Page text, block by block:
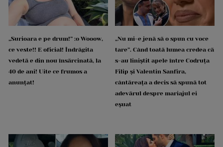
„Surioara e pe drum!” :o Wooow,
ce veste!! E oficial! Îndrăgita
vedetă e din nou însărcinată, la
40 de ani! Uite ce frumos a
anunțat!
„Nu mi-e jenă să o spun cu voce
tare”. Când toată lumea credea că
s-au liniștit apele între Codruța
Filip și Valentin Sanfira,
cântăreața a decis să spună tot
adevărul despre mariajul ei
eșuat